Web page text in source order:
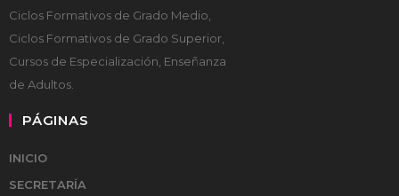
Ciclos Formativos de Grado Medio,
Ciclos Formativos de Grado Superior,
Cursos de Especialización, Enseñanza
de Adultos.
PÁGINAS
INICIO
SECRETARÍA